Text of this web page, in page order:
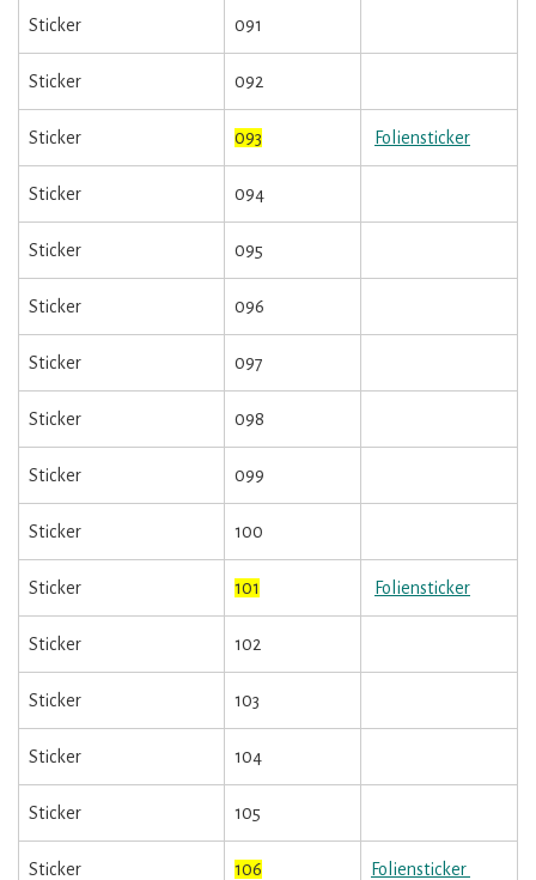
Sticker 091
Sticker 092
Sticker 093 Foliensticker
Sticker 094
Sticker 095
Sticker 096
Sticker 097
Sticker 098
Sticker 099
Sticker 100
Sticker 101 Foliensticker
Sticker 102
Sticker 103
Sticker 104
Sticker 105
Sticker 106 Foliensticker